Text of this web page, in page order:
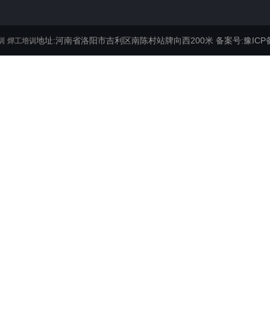
地址:河南省洛阳市吉利区南陈村站牌向西200米 备案号:豫ICP
焊工培训